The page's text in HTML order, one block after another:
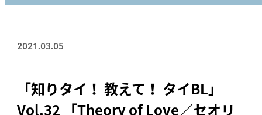
2021.03.05
「知りタイ！ 教えて！ タイBL」
Vol.32 「Theory of Love／セオリ